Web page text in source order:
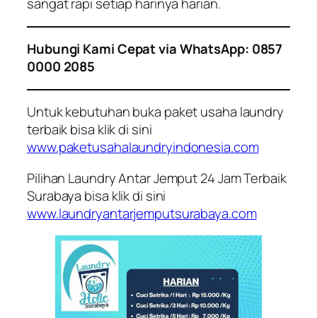
sangat rapi setiap harinya harian.
Hubungi Kami Cepat via WhatsApp: 0857
0000 2085
Untuk kebutuhan buka paket usaha laundry
terbaik bisa klik di sini
www.paketusahalaundryindonesia.com
Pilihan Laundry Antar Jemput 24 Jam Terbaik
Surabaya bisa klik di sini
www.laundryantarjemputsurabaya.com